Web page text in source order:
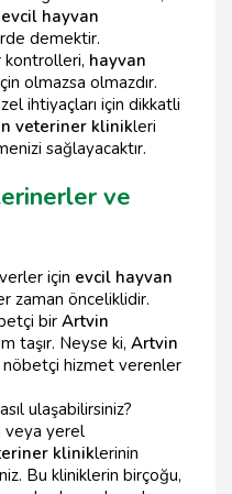
evcil hayvan
demektir.
kontrolleri, hayvan
olmazsa olmazdır.
ihtiyaçları için dikkatli
veteriner klinikleri
sağlayacaktır.
ve
için evcil hayvan
zaman önceliklidir.
bir Artvin
taşır. Neyse ki, Artvin
nöbetçi hizmet verenler
ulaşabilirsiniz?
veya yerel
kliniklerinin
Bu kliniklerin birçoğu,